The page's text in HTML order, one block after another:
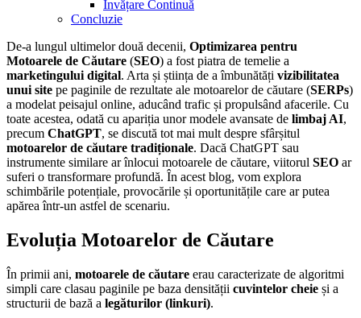
Învățare Continuă
Concluzie
De-a lungul ultimelor două decenii, Optimizarea pentru
Motoarele de Căutare (SEO) a fost piatra de temelie a
marketingului digital. Arta și știința de a îmbunătăți vizibilitatea
unui site pe paginile de rezultate ale motoarelor de căutare (SERPs)
a modelat peisajul online, aducând trafic și propulsând afacerile. Cu
toate acestea, odată cu apariția unor modele avansate de limbaj AI,
precum ChatGPT, se discută tot mai mult despre sfârșitul
motoarelor de căutare tradiționale. Dacă ChatGPT sau
instrumente similare ar înlocui motoarele de căutare, viitorul SEO ar
suferi o transformare profundă. În acest blog, vom explora
schimbările potențiale, provocările și oportunitățile care ar putea
apărea într-un astfel de scenariu.
Evoluția Motoarelor de Căutare
În primii ani, motoarele de căutare erau caracterizate de algoritmi
simpli care clasau paginile pe baza densității cuvintelor cheie și a
structurii de bază a legăturilor (linkuri).